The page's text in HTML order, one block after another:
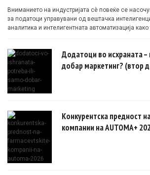
Вниманието на индустријата сè повеќе се
за податоци управувани од вештачка
аналитика и интелигентната автоматизација
Додатоци во исхраната
добар маркетинг? (втор
Конкурентска предност
компании на AUTOMA+